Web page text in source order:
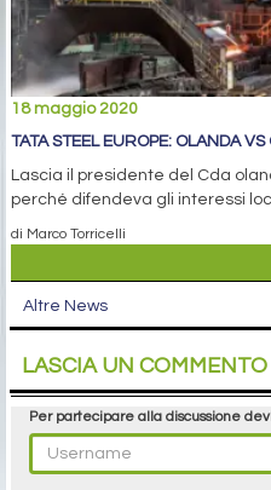
18 maggio 2020
TATA STEEL EUROPE: OLANDA
Lascia il presidente del Cda
perché difendeva gli interessi
di Marco Torricelli
Altre News
LASCIA UN COMMENTO
Per partecipare alla discussione